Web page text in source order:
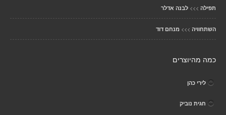
תפילה >>> לבנה אדלר
השתחוויה >>> מנחם דוד
כמה מהיוצרים
לירי כהן
חגית נוביק